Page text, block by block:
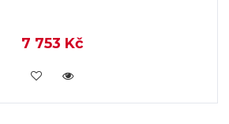
7 753 Kč
KOUPIT